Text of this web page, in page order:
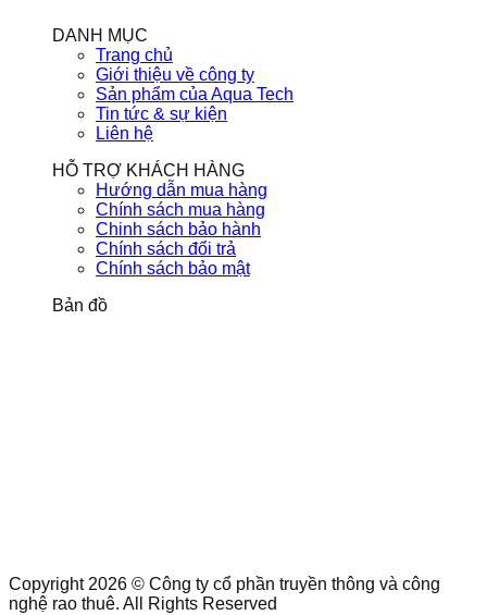
DANH MỤC
Trang chủ
Giới thiệu về công ty
Sản phẩm của Aqua Tech
Tin tức & sự kiện
Liên hệ
HỖ TRỢ KHÁCH HÀNG
Hướng dẫn mua hàng
Chính sách mua hàng
Chinh sách bảo hành
Chính sách đổi trả
Chính sách bảo mật
Bản đồ
Copyright 2026 © Công ty cổ phần truyền thông và công
nghệ rao thuê. All Rights Reserved